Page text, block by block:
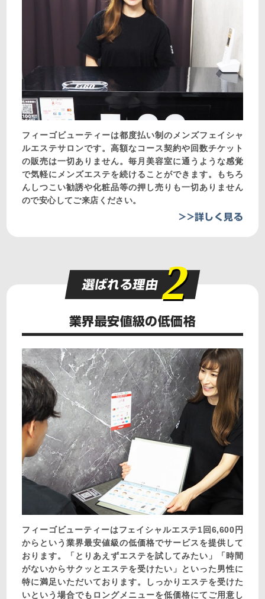
フィーゴビューティーは都度払い制のメンズフェイシャ
ルエステサロンです。高額なコース契約や回数チケット
の販売は一切ありません。毎月美容室に通うような感覚
で気軽にメンズエステを続けることができます。もちろ
んしつこい勧誘や化粧品等の押し売りも一切ありません
ので安心してご来店ください。
>>詳しく見る
選ばれる理由2
業界最安値級の低価格
フィーゴビューティーはフェイシャルエステ1回6,600円
からという業界最安値級の低価格でサービスを提供して
おります。「とりあえずエステを試してみたい」「時間
がないからサクッとエステを受けたい」といった男性に
特に満足いただいております。しっかりエステを受けた
いという場合でもロングメニューを低価格にてご用意し